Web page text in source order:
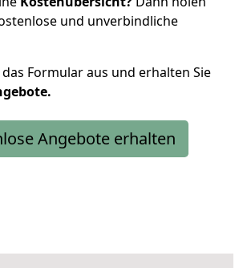
und unverbindliche
das Formular aus und erhalten Sie
Angebote erhalten